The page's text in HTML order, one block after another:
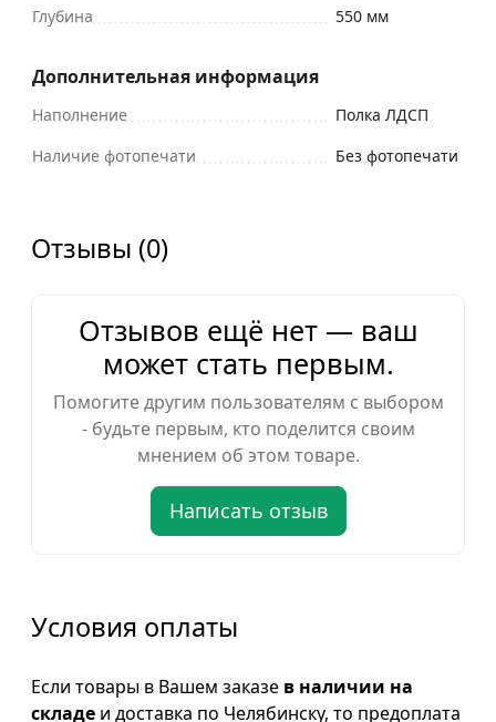
Глубина
550 мм
Дополнительная информация
Наполнение
Полка ЛДСП
Наличие фотопечати
Без фотопечати
Отзывы (0)
Отзывов ещё нет — ваш
может стать первым.
Помогите другим пользователям с выбором
- будьте первым, кто поделится своим
мнением об этом товаре.
Написать отзыв
Условия оплаты
Если товары в Вашем заказе в наличии на
складе и доставка по Челябинску, то предоплата